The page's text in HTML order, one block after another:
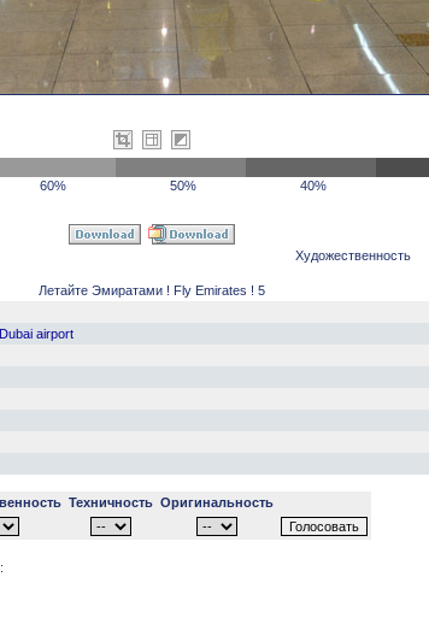
60% 50% 40%
Художественность
Летайте Эмиратами ! Fly Emirates ! 5
Dubai airport
Техничность Оригинальность